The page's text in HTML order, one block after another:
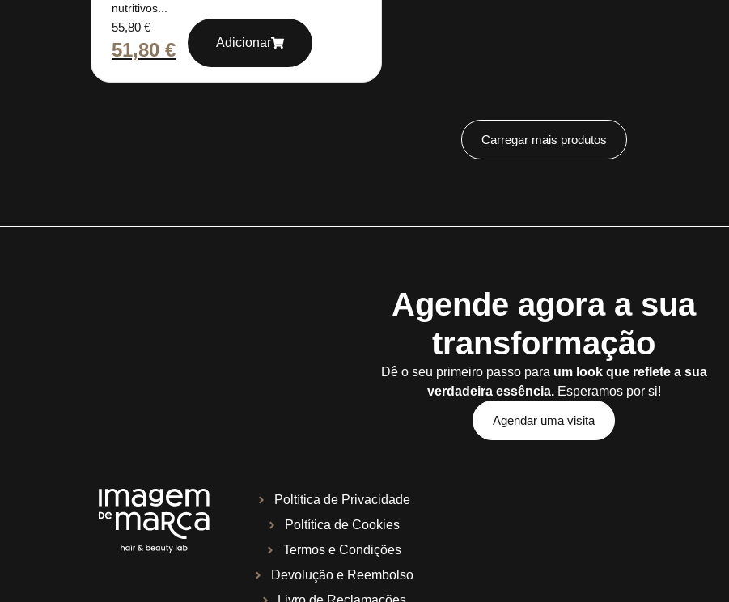
nutritivos...
55,80€
51,80 € Adicionar
Carregar mais produtos
Agende agora a sua
transformação
Dê o seu primeiro passo para um look que reflete a sua
verdadeira essência.Esperamos por si!
Agendar uma visita
Poltítica de Privacidade
Poltítica de Cookies
Termos e Condições
Devolução e Reembolso